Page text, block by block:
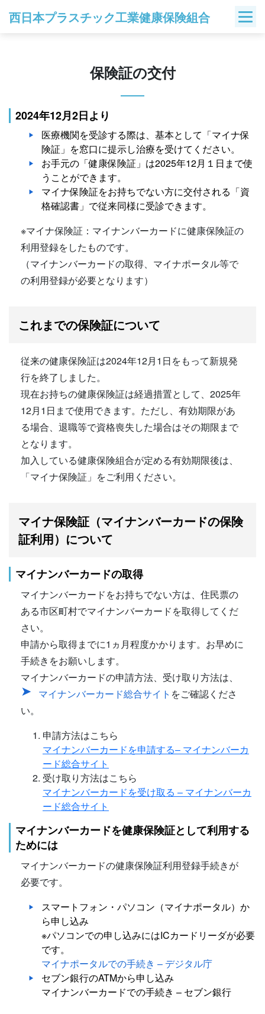
西日本プラスチック工業健康保険組合
保険証の交付
2024年12月2日より
医療機関を受診する際は、基本として「マイナ保
険証」を窓口に提示し治療を受けてください。
お手元の「健康保険証」は2025年12月１日まで使
うことができます。
マイナ保険証をお持ちでない方に交付される「資
格確認書」で従来同様に受診できます。
※マイナ保険証：マイナンバーカードに健康保険証の
利用登録をしたものです。
（マイナンバーカードの取得、マイナポータル等で
の利用登録が必要となります）
これまでの保険証について
従来の健康保険証は2024年12月1日をもって新規発
行を終了しました。
現在お持ちの健康保険証は経過措置として、2025年
12月1日まで使用できます。ただし、有効期限があ
る場合、退職等で資格喪失した場合はその期限まで
となります。
加入している健康保険組合が定める有効期限後は、
「マイナ保険証」をご利用ください。
マイナ保険証（マイナンバーカードの保険
証利用）について
マイナンバーカードの取得
マイナンバーカードをお持ちでない方は、住民票の
ある市区町村でマイナンバーカードを取得してくだ
さい。
申請から取得までに1ヵ月程度かかります。お早めに
手続きをお願いします。
マイナンバーカードの申請方法、受け取り方法は、
マイナンバーカード総合サイト をご確認くださ
い。
申請方法はこちら
マイナンバーカードを申請する– マイナンバーカ
ード総合サイト
受け取り方法はこちら
マイナンバーカードを受け取る – マイナンバーカ
ード総合サイト
マイナンバーカードを健康保険証として利用する
ためには
マイナンバーカードの健康保険証利用登録手続きが
必要です。
スマートフォン・パソコン（マイナポータル）か
ら申し込み
※パソコンでの申し込みにはICカードリーダが必要
です。
マイナポータルでの手続き – デジタル庁
セブン銀行のATMから申し込み
マイナンバーカードでの手続き – セブン銀行